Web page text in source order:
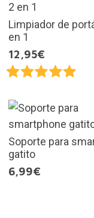
Limpiador de
en 1
12,95€
Soporte para
gatito
6,99€